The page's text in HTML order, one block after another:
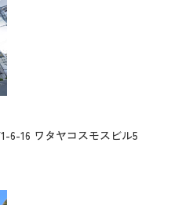
6-16 ワタヤコスモスビル5